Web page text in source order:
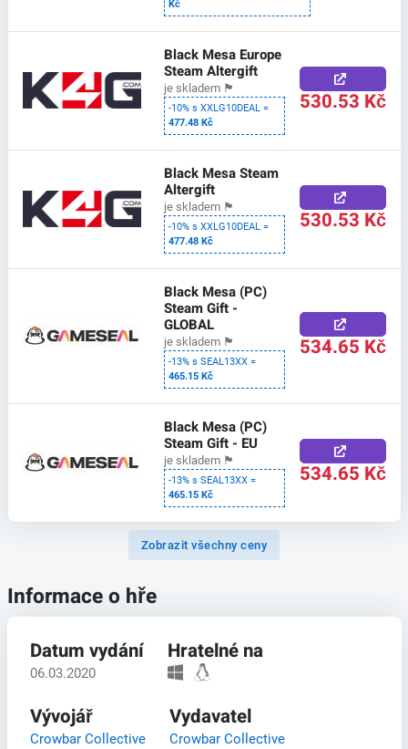
Kč
Black Mesa Europe
Steam Altergift
je skladem 🏴
-10% s XXLG10DEAL =
477.48 Kč
530.53 Kč
Black Mesa Steam
Altergift
je skladem 🏴
-10% s XXLG10DEAL =
477.48 Kč
530.53 Kč
Black Mesa (PC)
Steam Gift -
GLOBAL
je skladem 🏴
-13% s SEAL13XX =
465.15 Kč
534.65 Kč
Black Mesa (PC)
Steam Gift - EU
je skladem 🏴
-13% s SEAL13XX =
465.15 Kč
534.65 Kč
Zobrazit všechny ceny
Informace o hře
Datum vydání
06.03.2020
Hratelné na
Vývojář
Crowbar Collective
Vydavatel
Crowbar Collective